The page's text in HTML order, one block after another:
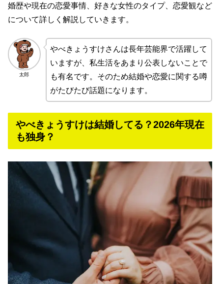
婚歴や現在の恋愛事情、好きな女性のタイプ、恋愛観など
について詳しく解説していきます。
太郎
やべきょうすけさんは長年芸能界で活躍して
いますが、私生活をあまり公表しないことで
も有名です。そのため結婚や恋愛に関する噂
がたびたび話題になります。
やべきょうすけは結婚してる？2026年現在
も独身？